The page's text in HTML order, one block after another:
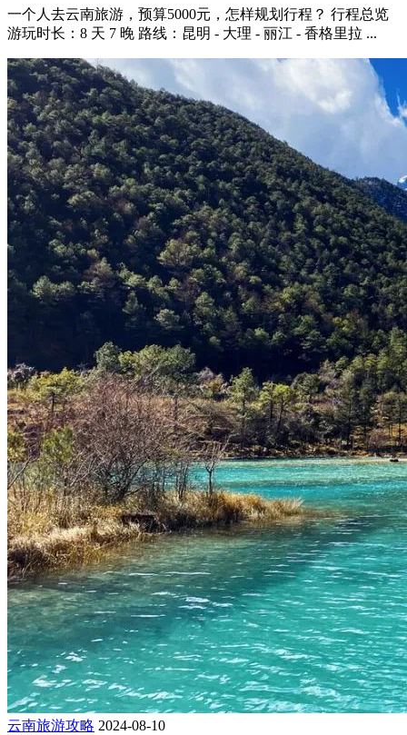
一个人去云南旅游，预算5000元，怎样规划行程？ 行程总览
游玩时长：8 天 7 晚 路线：昆明 - 大理 - 丽江 - 香格里拉 ...
云南旅游攻略 2024-08-10